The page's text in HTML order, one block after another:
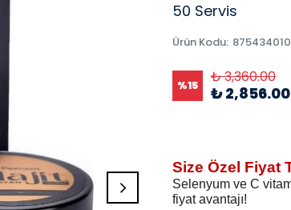
50 Servis
Ürün Kodu:
%15 ₺ 3,360.00
₺ 2,856.00
Size Özel Fiyat
Selenyum ve C
fiyat avantajı!